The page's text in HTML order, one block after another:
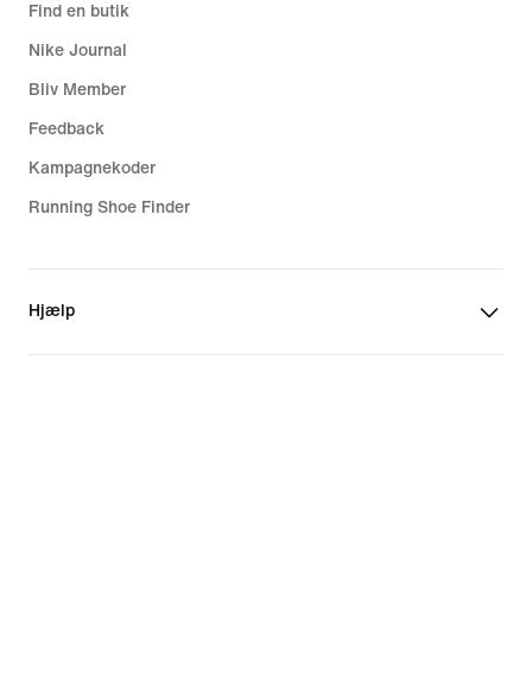
Find en butik
Nike Journal
Bliv Member
Feedback
Kampagnekoder
Running Shoe Finder
Hjælp